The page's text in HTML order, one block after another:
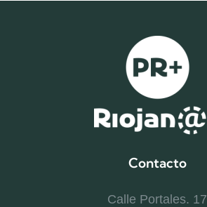
Contacto
Calle Portales. 17